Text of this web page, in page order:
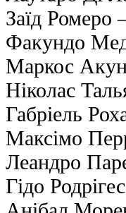
Заїд Ромеро
Факундо
Маркос
Ніколас
Габріель
Максімо
Леандро
Гідо